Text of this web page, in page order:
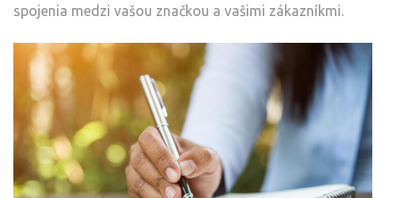
spojenia medzi vašou značkou a vašimi zákazníkmi.